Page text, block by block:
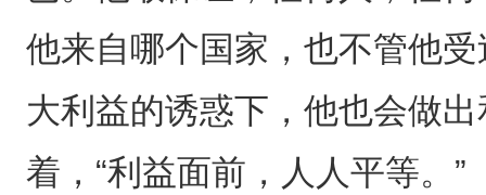
他来自哪个国家，也不管他
大利益的诱惑下，他也会做
着，“利益面前，人人平等。”